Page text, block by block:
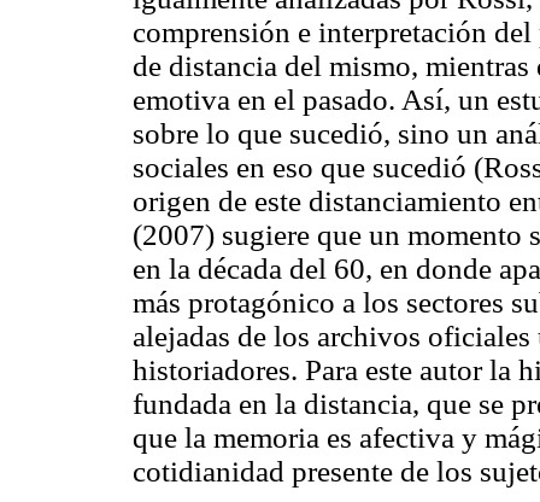
comprensión e interpretación
de distancia del mismo,
emotiva en el pasado. Así, un
sobre lo que sucedió, sino un
sociales en eso que sucedió
origen de este distanciamiento
(2007) sugiere que un
en la década del 60, en donde
más protagónico a los sectores
alejadas de los archivos
historiadores. Para este autor la
fundada en la distancia, que se
que la memoria es afectiva y
cotidianidad presente de los